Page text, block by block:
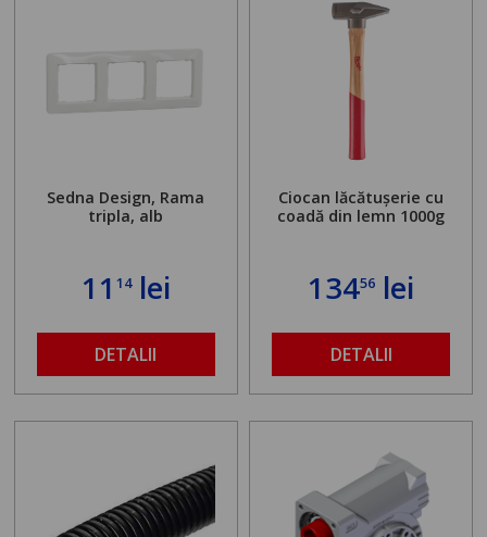
Sedna Design, Rama
tripla, alb
11 14lei
DETALII
Ciocan lăcătușerie cu
coadă din lemn 1000g
13456 lei
DETALII